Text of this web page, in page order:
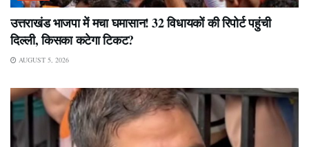
उत्तराखंड भाजपा में मचा घमासान! 32 विधायकों की रिपोर्ट पहुंची
दिल्ली, किसका कटेगा टिकट?
AUGUST 5, 2026